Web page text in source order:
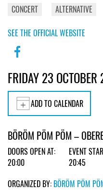
CONCERT
ALTERNATIVE
SEE THE OFFICIAL WEBSITE
FRIDAY 23
ADD TO CALENDAR
BÖRÖM PÖM PÖM –
DOORS OPEN AT:
20:00
EVENT
20:45
ORGANIZED BY: BÖRÖM PÖM